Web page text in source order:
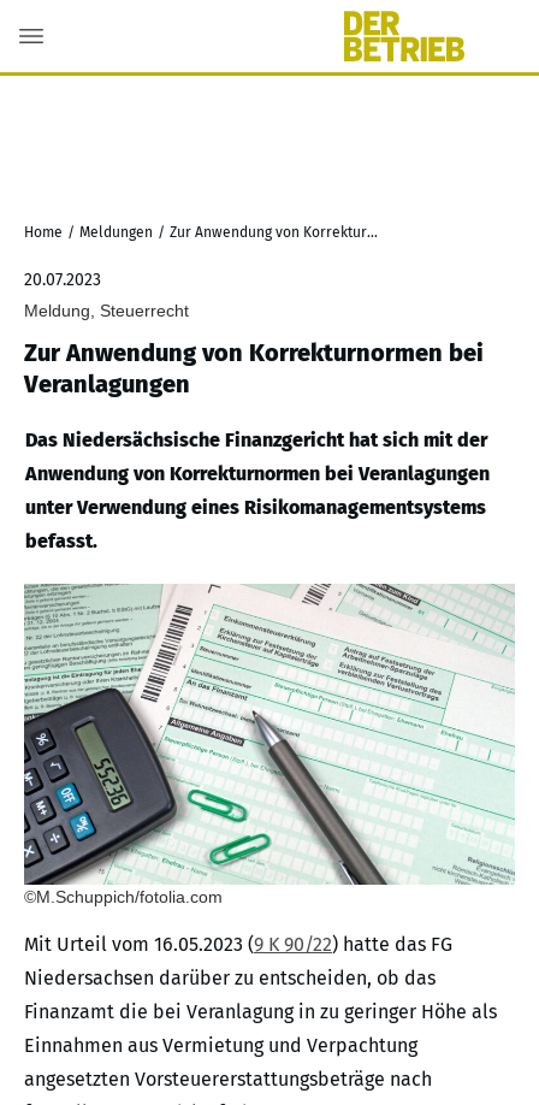
Home / Meldungen / Zur Anwendung von Korrekturnormen bei Veranlagungen
20.07.2023
Meldung, Steuerrecht
Zur Anwendung von Korrekturnormen bei
Veranlagungen
Das Niedersächsische Finanzgericht hat sich mit der
Anwendung von Korrekturnormen bei Veranlagungen
unter Verwendung eines Risikomanagementsystems
befasst.
©M.Schuppich/fotolia.com
Mit Urteil vom 16.05.2023 (9 K 90/22) hatte das FG
Niedersachsen darüber zu entscheiden, ob das
Finanzamt die bei Veranlagung in zu geringer Höhe als
Einnahmen aus Vermietung und Verpachtung
angesetzten Vorsteuererstattungsbeträge nach